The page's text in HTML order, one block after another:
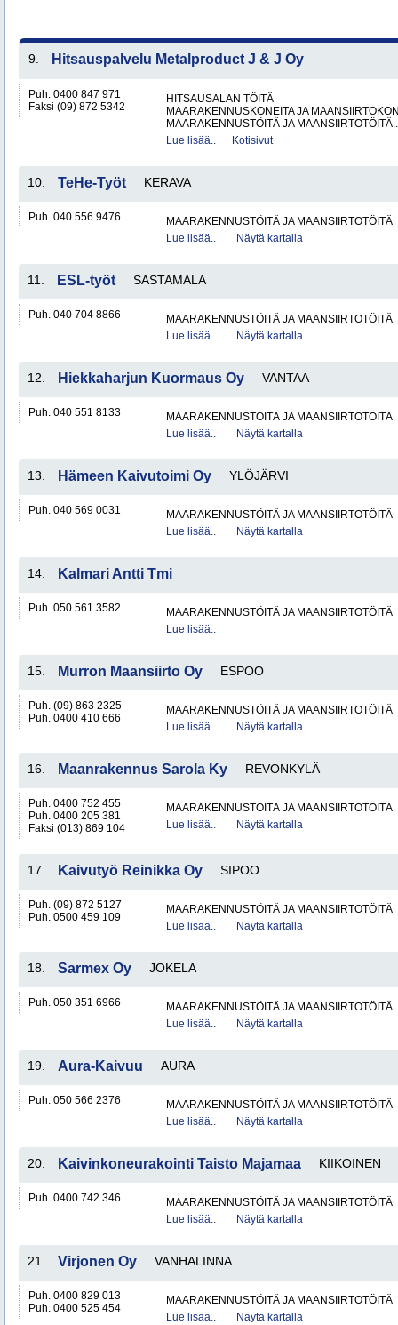
9. Hitsauspalvelu Metalproduct J & J Oy
Puh. 0400 847 971
Faksi (09) 872 5342
HITSAUSALAN TÖITÄ
MAARAKENNUSKONEITA JA
MAARAKENNUSTÖITÄ JA MAANSIIRTOTÖITÄ..
Lue lisää..
Kotisivut
10. TeHe-Työt KERAVA
Puh. 040 556 9476
MAARAKENNUSTÖITÄ JA MAANSIIRTOTÖITÄ
Lue lisää..
Näytä kartalla
11. ESL-työt SASTAMALA
Puh. 040 704 8866
MAARAKENNUSTÖITÄ JA MAANSIIRTOTÖITÄ
Lue lisää..
Näytä kartalla
12. Hiekkaharjun Kuormaus Oy VANTAA
Puh. 040 551 8133
MAARAKENNUSTÖITÄ JA MAANSIIRTOTÖITÄ
Lue lisää..
Näytä kartalla
13. Hämeen Kaivutoimi Oy YLÖJÄRVI
Puh. 040 569 0031
MAARAKENNUSTÖITÄ JA MAANSIIRTOTÖITÄ
Lue lisää..
Näytä kartalla
14. Kalmari Antti Tmi
Puh. 050 561 3582
MAARAKENNUSTÖITÄ JA MAANSIIRTOTÖITÄ
Lue lisää..
15. Murron Maansiirto Oy ESPOO
Puh. (09) 863 2325
Puh. 0400 410 666
MAARAKENNUSTÖITÄ JA MAANSIIRTOTÖITÄ
Lue lisää..
Näytä kartalla
16. Maanrakennus Sarola Ky REVONKYLÄ
Puh. 0400 752 455
Puh. 0400 205 381
Faksi (013) 869 104
MAARAKENNUSTÖITÄ JA MAANSIIRTOTÖITÄ
Lue lisää..
Näytä kartalla
17. Kaivutyö Reinikka Oy SIPOO
Puh. (09) 872 5127
Puh. 0500 459 109
MAARAKENNUSTÖITÄ JA MAANSIIRTOTÖITÄ
Lue lisää..
Näytä kartalla
18. Sarmex Oy JOKELA
Puh. 050 351 6966
MAARAKENNUSTÖITÄ JA MAANSIIRTOTÖITÄ
Lue lisää..
Näytä kartalla
19. Aura-Kaivuu AURA
Puh. 050 566 2376
MAARAKENNUSTÖITÄ JA MAANSIIRTOTÖITÄ
Lue lisää..
Näytä kartalla
20. Kaivinkoneurakointi Taisto Majamaa KIIKOINEN
Puh. 0400 742 346
MAARAKENNUSTÖITÄ JA MAANSIIRTOTÖITÄ
Lue lisää..
Näytä kartalla
21. Virjonen Oy VANHALINNA
Puh. 0400 829 013
Puh. 0400 525 454
MAARAKENNUSTÖITÄ JA MAANSIIRTOTÖITÄ
Lue lisää..
Näytä kartalla